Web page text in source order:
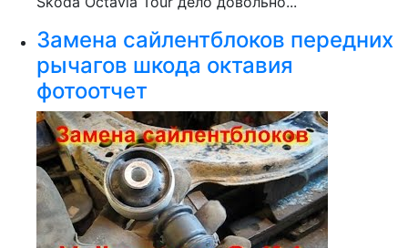
Замена сайлентблоков передних
рычагов шкода октавия
фотоотчет